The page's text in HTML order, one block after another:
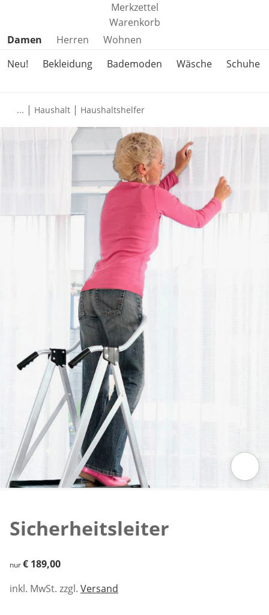
Merkzettel
Warenkorb
Produktkategorien überspringen
Damen Herren
Wohnen
Neu!
Bekleidung Bademoden Wäsche Schuhe
... | Haushalt | Haushaltshelfer
Sicherheitsleiter
€ 189,00
nur€ 189,00
inkl. MwSt. zzgl. Versand